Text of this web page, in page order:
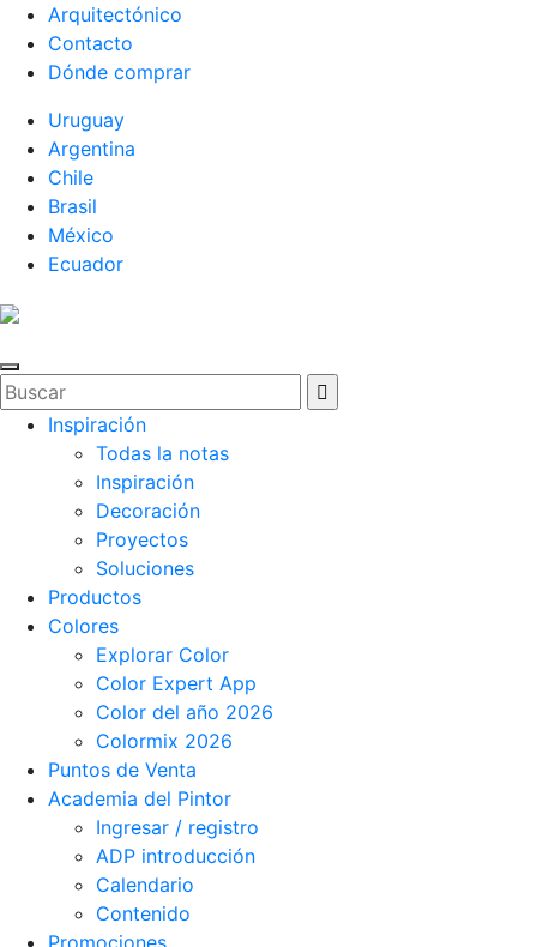
Arquitectónico
Contacto
Dónde comprar
Uruguay
Argentina
Chile
Brasil
México
Ecuador
Inspiración
Todas la notas
Inspiración
Decoración
Proyectos
Soluciones
Productos
Colores
Explorar Color
Color Expert App
Color del año 2026
Colormix 2026
Puntos de Venta
Academia del Pintor
Ingresar / registro
ADP introducción
Calendario
Contenido
Promociones